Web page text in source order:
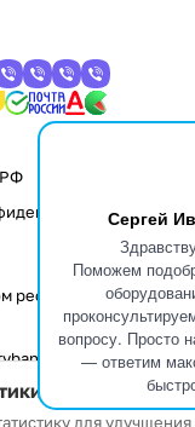
Сергей
Поможем
вопросу. Просто
— ответим
для
Оферта
ресурсе применяются
включая
фотографическую
дизайн и